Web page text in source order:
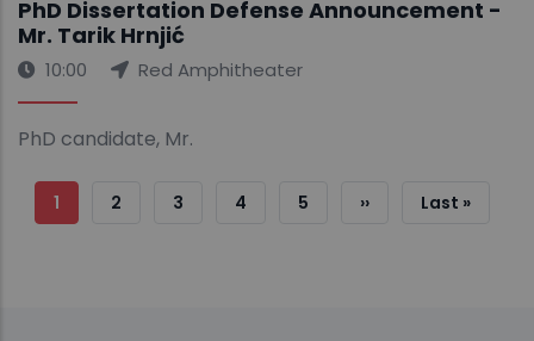
PhD Dissertation Defense Announcement -
Mr. Tarik Hrnjić
10:00 Red Amphitheater
PhD candidate, Mr.
Şu
1 Sayfa
2 Sayfa
3 Sayfa
4 Sayfa
5
Sonraki
››
Son
Last »